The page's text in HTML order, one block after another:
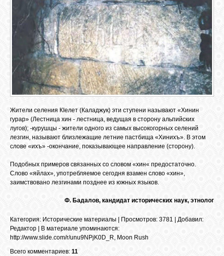
FACEBOOK
Жители селения КIелет (Каладжук) эти ступени называют «Хинин
гурар» (Лестница хин - лестница, ведущая в сторону альпийских
лугов); -курушцы - жители одного из самых высокогорных селений
лезгин, называют близлежащие летние пастбища «Хинихъ». В этом
слове «ихъ» -окончание, показывающее направление (сторону).
Подобных примеров связанных со словом «хин« предостаточно.
Слово «яйлах», употребляемое сегодня взамен слово «хин»,
заимствовано лезгинами позднее из южных языков.
Ф. Бадалов, кандидат исторических наук, этнолог
Категория: Исторические материалы Просмотров: 3781 | Добавил:
Редактор
В материале упоминаются:
http://www.slide.com/r/unu9NPjK0D_R, Moon Rush
Всего комментариев: 11